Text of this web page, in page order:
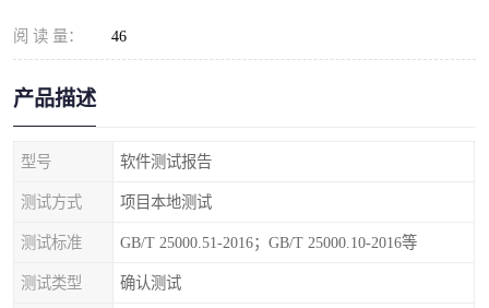
阅 读 量： 46
产品描述
型号 软件测试报告
测试方式 项目本地测试
测试标准 GB/T 25000.51-2016；GB/T 25000.10-2016等
测试类型 确认测试